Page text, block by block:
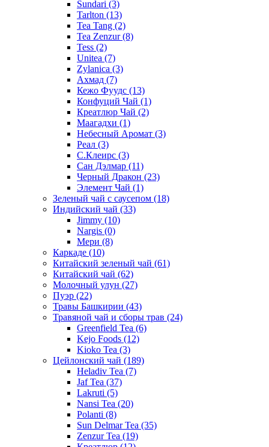
Sundari (3)
Tarlton (13)
Tea Tang (2)
Tea Zenzur(8)
Tess (2)
Unitea (7)
Zylanica (3)
Ахмад (7)
Кежо Фуудс (13)
Конфуций Чай (1)
Креатлюр Чай (2)
Маагадхи (1)
Небесный Аромат (3)
Реал (3)
С.Клеирс (3)
Сан Дэлмар (11)
Черный Дракон (23)
Элемент Чай (1)
Зеленый чай с саусепом (18)
Индийский чай (33)
Jimmy (10)
Nargis (0)
Мери (8)
Каркаде (10)
Китайский зеленый чай (61)
Китайский чай (62)
Молочный улун (27)
Пуэр (22)
Травы Башкирии (43)
Травяной чай и сборы трав (24)
Greenfield Tea (6)
Kejo Foods (12)
Kioko Tea (3)
Цейлонский чай (189)
Heladiv Tea (7)
Jaf Tea (37)
Lakruti (5)
Nansi Tea (20)
Polanti (8)
Sun Delmar Tea (35)
Zenzur Tea (19)